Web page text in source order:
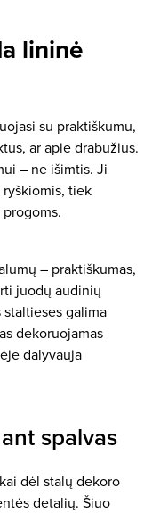
lininė
su praktiškumu,
ar apie drabužius.
– ne išimtis. Ji
tiek
– praktiškumas,
juodų audinių
galima
dekoruojamas
dalyvauja
spalvas
dėl stalų dekoro
detalių. Šiuo